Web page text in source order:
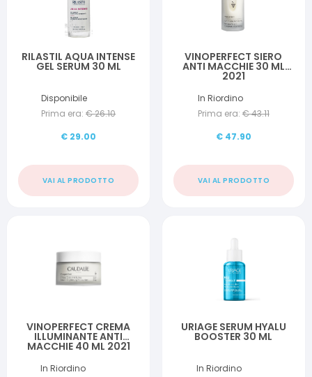
RILASTIL AQUA INTENSE
GEL SERUM 30 ML
Disponibile
Prima era: €26.10
€ 29.00
VAI AL PRODOTTO
VINOPERFECT SIERO
ANTI MACCHIE 30 ML
2021
In Riordino
Prima era: €43.11
€ 47.90
VAI AL PRODOTTO
VINOPERFECT CREMA
ILLUMINANTE ANTI
MACCHIE 40 ML 2021
In Riordino
URIAGE SERUM HYALU
BOOSTER 30 ML
In Riordino